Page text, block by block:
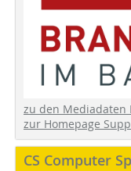
zu den Mediadaten
zur Homepage
CS Computer